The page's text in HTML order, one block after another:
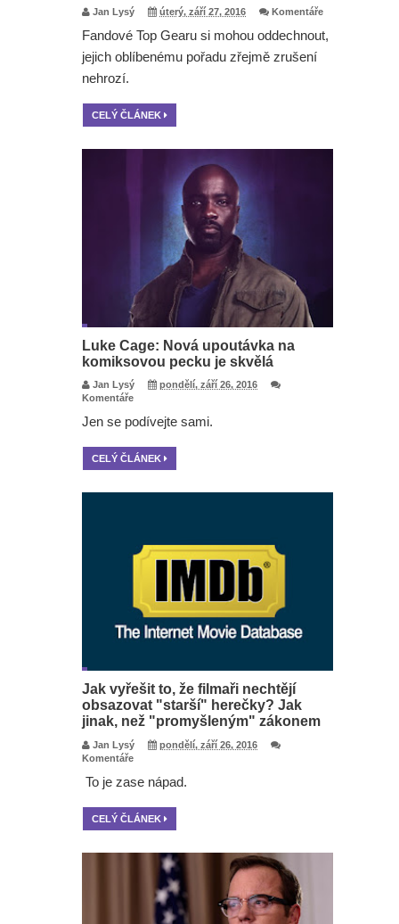
Jan Lysý úterý, září 27, 2016 Komentáře
Fandové Top Gearu si mohou oddechnout,
jejich oblíbenému pořadu zřejmě zrušení
nehrozí.
CELÝ ČLÁNEK
Luke Cage: Nová upoutávka na
komiksovou pecku je skvělá
Jan Lysý
pondělí, září 26, 2016
Komentáře
Jen se podívejte sami.
CELÝ ČLÁNEK
Jak vyřešit to, že filmaři nechtějí
obsazovat "starší" herečky? Jak
jinak, než "promyšleným" zákonem
Jan Lysý
pondělí, září 26, 2016
Komentáře
To je zase nápad.
CELÝ ČLÁNEK